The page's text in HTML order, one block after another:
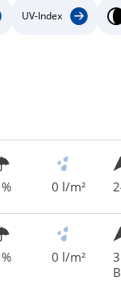
UV-Index
0 l/m²
0 l/m²